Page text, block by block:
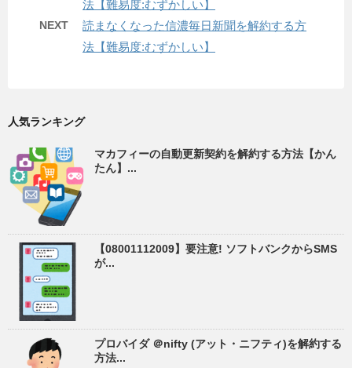
法【難易度:むずかしい】
NEXT
読まなくなった信濃毎日新聞を解約する方
法【難易度:むずかしい】
人気ランキング
マカフィーの自動更新契約を解約する方法【かん
たん】...
【08001112009】要注意! ソフトバンクからSMS
が...
プロバイダ ＠nifty (アット・ニフティ)を解約する
方法...